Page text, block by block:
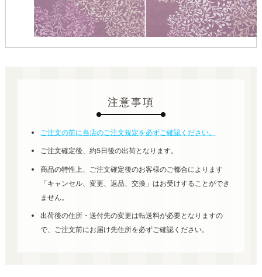
注意事項
ご注文の前に当店のご注文規定を必ずご確認ください。
ご注文確定後、約5日後の出荷となります。
商品の特性上、ご注文確定後のお客様のご都合によります
「キャンセル、変更、返品、交換」はお受けすることができ
ません。
出荷後の住所・送付先の変更は転送料が必要となりますの
で、ご注文前にお届け先住所を必ずご確認ください。